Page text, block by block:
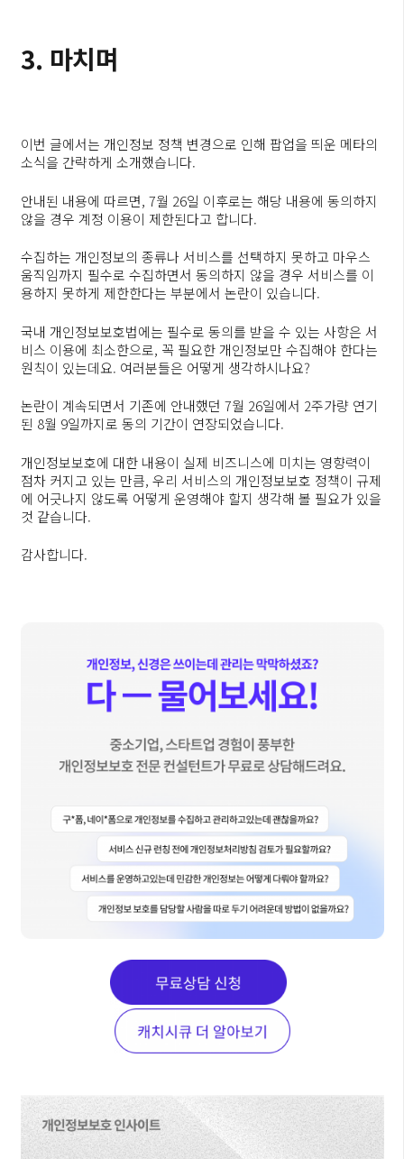
3. 마치며
이번 글에서는 개인정보 정책 변경으로 인해 팝업을 띄운 메타의
소식을 간략하게 소개했습니다.
안내된 내용에 따르면, 7월 26일 이후로는 해당 내용에 동의하지
않을 경우 계정 이용이 제한된다고 합니다.
수집하는 개인정보의 종류나 서비스를 선택하지 못하고 마우스
움직임까지 필수로 수집하면서 동의하지 않을 경우 서비스를 이
용하지 못하게 제한한다는 부분에서 논란이 있습니다.
국내 개인정보보호법에는 필수로 동의를 받을 수 있는 사항은 서
비스 이용에 최소한으로, 꼭 필요한 개인정보만 수집해야 한다는
원칙이 있는데요. 여러분들은 어떻게 생각하시나요?
논란이 계속되면서 기존에 안내했던 7월 26일에서 2주가량 연기
된 8월 9일까지로 동의 기간이 연장되었습니다.
개인정보보호에 대한 내용이 실제 비즈니스에 미치는 영향력이
점차 커지고 있는 만큼, 우리 서비스의 개인정보보호 정책이 규제
에 어긋나지 않도록 어떻게 운영해야 할지 생각해 볼 필요가 있을
것 같습니다.
감사합니다.